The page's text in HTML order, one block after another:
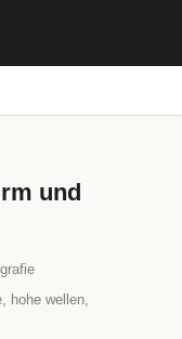
und
, hohe wellen,